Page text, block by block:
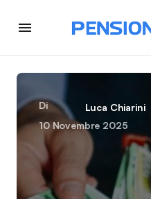
Di
Luca Chiarini
10 Novembre 2025